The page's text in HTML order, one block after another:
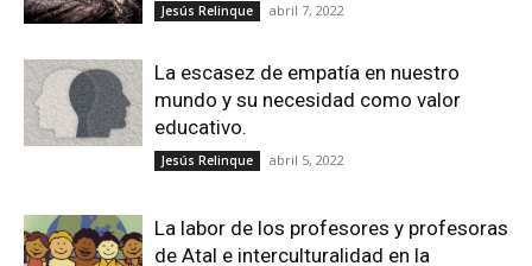
Jesús Relinque abril 7, 2022
La escasez de empatía en nuestro
mundo y su necesidad como valor
educativo.
Jesús Relinque abril 5, 2022
La labor de los profesores y profesoras
de Atal e interculturalidad en la